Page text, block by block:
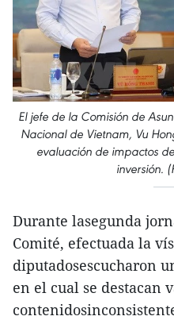
El jefe de la Comisión de
Nacional de Vietnam, Vu
evaluación de impactos
inversión.
Durante lasegunda
Comité, efectuada la
diputadosescucharon
en el cual se destacan